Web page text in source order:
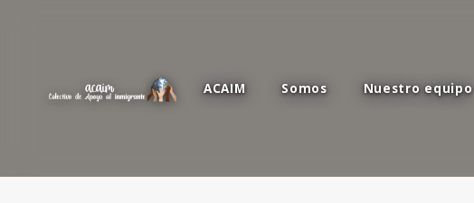
ACAIM Somos Nuestro equipo